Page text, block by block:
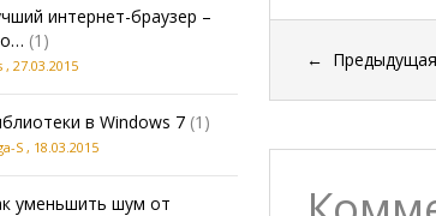
интернет-браузер –
(1)
, 27.03.2015
в Windows 7 (1)
S, 18.03.2015
уменьшить шум от
←